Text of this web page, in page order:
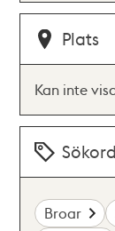
Plats
Kan inte
Sökord
Broar